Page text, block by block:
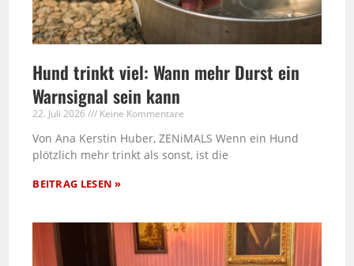
Hund trinkt viel: Wann mehr Durst ein
Warnsignal sein kann
22. Juli 2026 Keine Kommentare
Von Ana Kerstin Huber, ZENiMALS Wenn ein Hund
plötzlich mehr trinkt als sonst, ist die
BEITRAG LESEN »